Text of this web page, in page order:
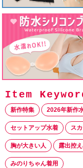
新作特集 2026年新作
セットアップ水着 ス
胸が大きい人 露出控
みのりちゃん着用